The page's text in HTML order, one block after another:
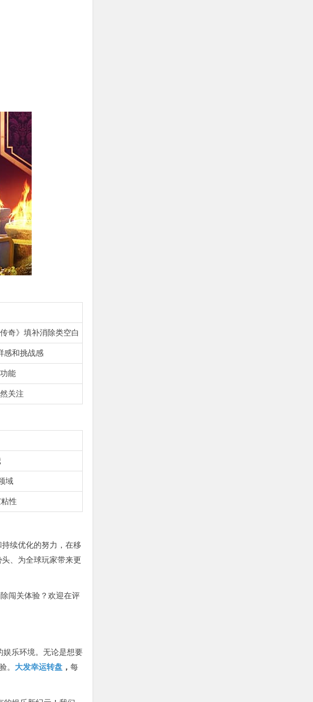
奇》填补消除类空白
感和挑战感
能
关注
域
性
续优化的努力，在移
、为全球玩家带来更
闯关体验？欢迎在评
娱乐环境。无论是想要
。 大发幸运转盘 ， 每